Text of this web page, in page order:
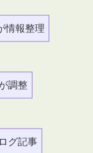
情報整理
調整
グ記事